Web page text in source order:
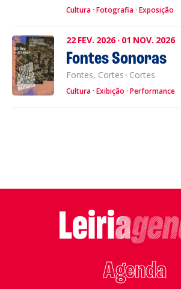
Cultura Fotografia Exposição
22 FEV. 2026 · 01 NOV. 2026
Fontes Sonoras
Fontes, Cortes · Cortes
Cultura Exibição Performance
Agenda